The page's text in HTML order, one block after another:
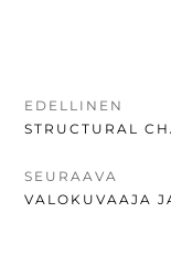
SELAUS
EDELLINEN
EDELLINEN
STRUCTURAL
SEURAAVA
SEURAAVA
VALOKUVAAJA